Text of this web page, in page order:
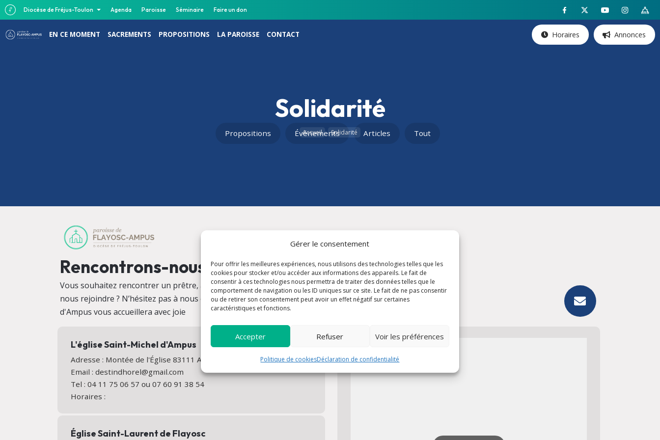
Diocèse de Fréjus-Toulon Agenda Paroisse Séminaire Faire un don
Gérer le consentement
Pour offrir les meilleures expériences, nous utilisons des technologies telles que les
cookies pour stocker et/ou accéder aux informations des appareils. Le fait de
consentir à ces technologies nous permettra de traiter des données telles que le
comportement de navigation ou les ID uniques sur ce site. Le fait de ne pas consentir
ou de retirer son consentement peut avoir un effet négatif sur certaines
caractéristiques et fonctions.
Accepter Refuser Voir les préférences
Politique de cookiesDéclaration de confidentialité
EN CE MOMENT SACREMENTS PROPOSITIONS LA PAROISSE CONTACT Horaires Annonces
Solidarité
Accueil Solidarité
Propositions Événements Articles Tout
Rencontrons-nous !
Vous souhaitez rencontrer un prêtre, avez une question, voulez prier ou
nous rejoindre ? N’hésitez pas à nous contacter. La paroisse de Flayosc et
d'Ampus vous accueillera avec joie
L'église Saint-Michel d'Ampus
Adresse : Montée de l'Église 83111 Ampus
Email : destindhorel@gmail.com
Tel : 04 11 75 06 57 ou 07 60 91 38 54
Horaires :
Église Saint-Laurent de Flayosc